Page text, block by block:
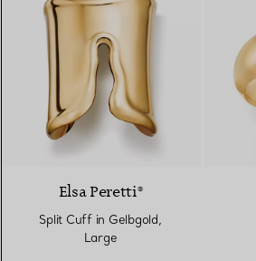
Elsa Peretti®
Split Cuff in Gelbgold,
Large